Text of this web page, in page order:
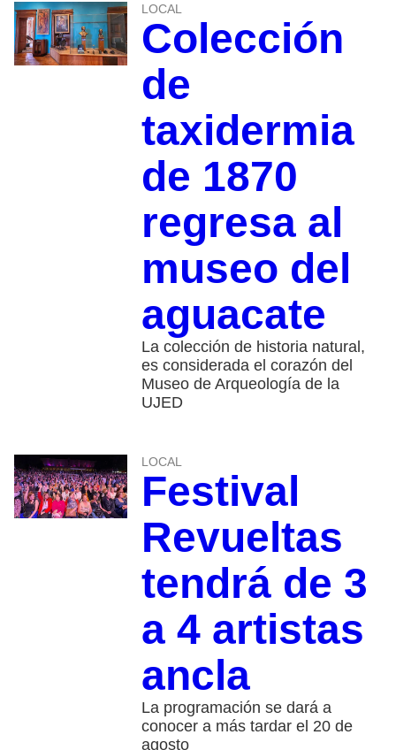
LOCAL
Colección
de
taxidermia
de 1870
regresa al
museo del
aguacate
La colección de historia natural,
es considerada el corazón del
Museo de Arqueología de la
UJED
LOCAL
Festival
Revueltas
tendrá de 3
a 4 artistas
ancla
La programación se dará a
conocer a más tardar el 20 de
agosto